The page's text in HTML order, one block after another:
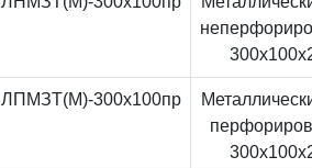
ЛПМЗТ(М)-300x100пр